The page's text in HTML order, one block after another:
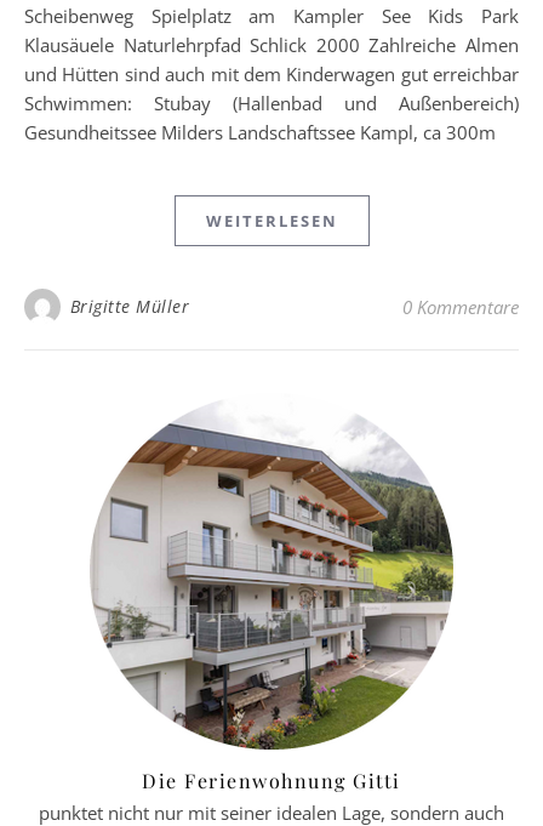
Scheibenweg Spielplatz am Kampler See Kids Park
Klausäuele Naturlehrpfad Schlick 2000 Zahlreiche Almen
und Hütten sind auch mit dem Kinderwagen gut erreichbar
Schwimmen: Stubay (Hallenbad und Außenbereich)
Gesundheitssee Milders Landschaftssee Kampl, ca 300m
WEITERLESEN
Brigitte Müller 0 Kommentare
Die Ferienwohnung Gitti
punktet nicht nur mit seiner idealen Lage, sondern auch